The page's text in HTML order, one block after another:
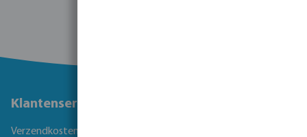
Klantenservice
Verzendkosten